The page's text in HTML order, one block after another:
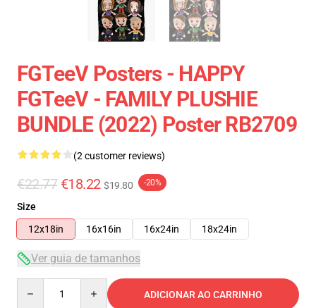
FGTeeV Posters - HAPPY
FGTeeV - FAMILY PLUSHIE
BUNDLE (2022) Poster RB2709
(2 customer reviews)
€22.77 €18.22 $19.80 -20%
Size
12x18in
16x16in 16x24in 18x24in
Ver guia de tamanhos
ADICIONAR AO CARRINHO